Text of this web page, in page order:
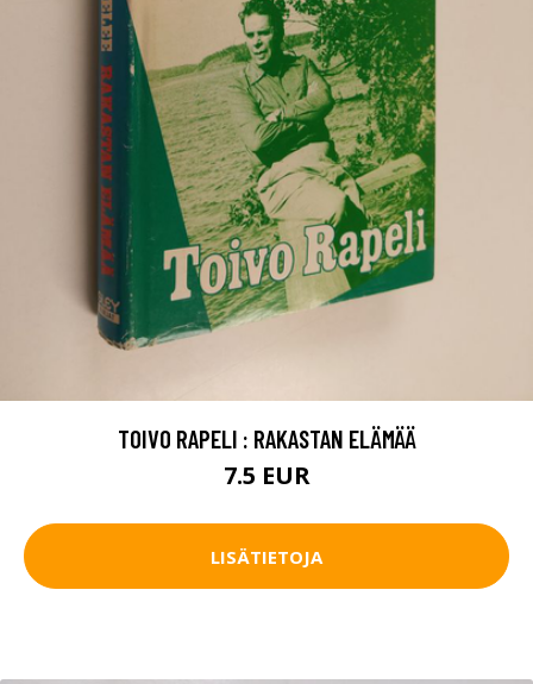
TOIVO RAPELI : RAKASTAN ELÄMÄÄ
7.5 EUR
LISÄTIETOJA